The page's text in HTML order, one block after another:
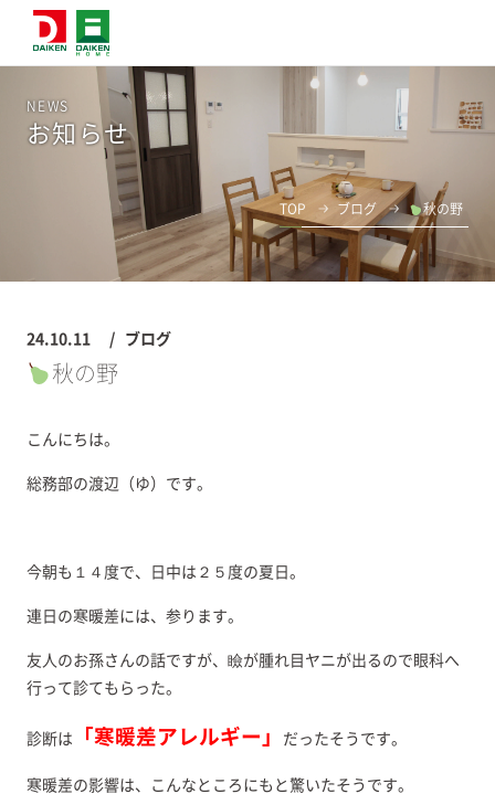
NEWS
お知らせ
TOP ブログ 秋の野
24.10.11 ブログ
秋の野
こんにちは。
総務部の渡辺（ゆ）です。
今朝も１４度で、日中は２５度の夏日。
連日の寒暖差には、参ります。
友人のお孫さんの話ですが、瞼が腫れ目ヤニが出るので眼科へ
行って診てもらった。
診断は 「寒暖差アレルギー」 だったそうです。
寒暖差の影響は、こんなところにもと驚いたそうです。